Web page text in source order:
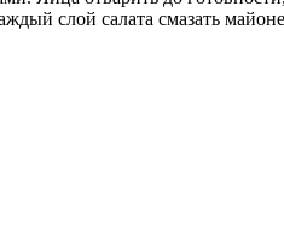
слой салата смазать